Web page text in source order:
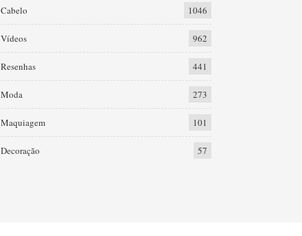
Cabelo 1046
Vídeos 962
Resenhas 441
Moda 273
Maquiagem 101
Decoração 57